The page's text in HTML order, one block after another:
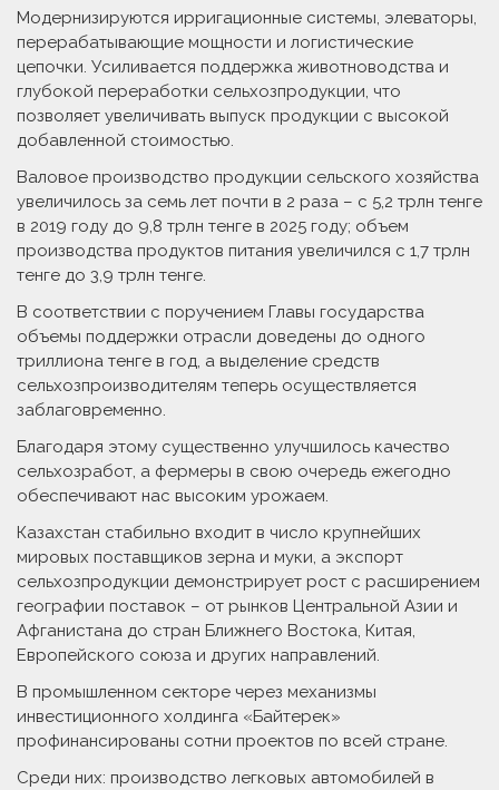
Модернизируются ирригационные системы, элеваторы,
перерабатывающие мощности и логистические
цепочки. Усиливается поддержка животноводства и
глубокой переработки сельхозпродукции, что
позволяет увеличивать выпуск продукции с высокой
добавленной стоимостью.
Валовое производство продукции сельского хозяйства
увеличилось за семь лет почти в 2 раза – с 5,2 трлн тенге
в 2019 году до 9,8 трлн тенге в 2025 году; объем
производства продуктов питания увеличился с 1,7 трлн
тенге до 3,9 трлн тенге.
В соответствии с поручением Главы государства
объемы поддержки отрасли доведены до одного
триллиона тенге в год, а выделение средств
сельхозпроиз­водителям теперь осущест­вляется
заблаговременно.
Благодаря этому существенно улучшилось качество
сельхозработ, а фермеры в свою очередь ежегодно
обеспечивают нас высоким урожаем.
Казахстан стабильно входит в число крупнейших
мировых поставщиков зерна и муки, а экспорт
сельхозпродукции демонстрирует рост с расширением
географии поставок – от рынков Центральной Азии и
Афганистана до стран Ближнего Востока, Китая,
Европейского союза и других направлений.
В промышленном секторе через механизмы
инвестиционного холдинга «Байтерек»
профинансированы сотни проектов по всей стране.
Среди них: производство легковых автомобилей в